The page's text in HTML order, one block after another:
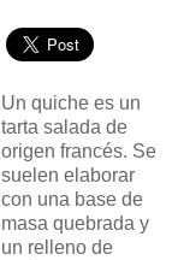
Un quiche es un
tarta salada de
origen francés. Se
suelen elaborar
con una base de
masa quebrada y
un relleno de